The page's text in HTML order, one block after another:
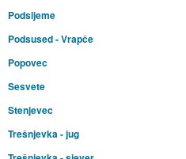
Podsljeme
Podsused - Vrapče
Popovec
Sesvete
Stenjevec
Trešnjevka - jug